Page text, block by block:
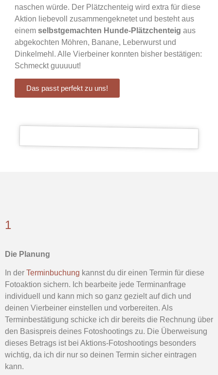
naschen würde. Der Plätzchenteig wird extra für diese
Aktion liebevoll zusammengeknetet und besteht aus
einem selbstgemachten Hunde-Plätzchenteig aus
abgekochten Möhren, Banane, Leberwurst und
Dinkelmehl. Alle Vierbeiner konnten bisher bestätigen:
Schmeckt guuuuut!
Das passt perfekt zu uns!
1
Die Planung
In der Terminbuchung kannst du dir einen Termin für diese
Fotoaktion sichern. Ich bearbeite jede Terminanfrage
individuell und kann mich so ganz gezielt auf dich und
deinen Vierbeiner einstellen und vorbereiten. Als
Terminbestätigung schicke ich dir bereits die Rechnung über
den Basispreis deines Fotoshootings zu. Die Überweisung
dieses Betrags ist bei Aktions-Fotoshootings besonders
wichtig, da ich dir nur so deinen Termin sicher eintragen
kann.